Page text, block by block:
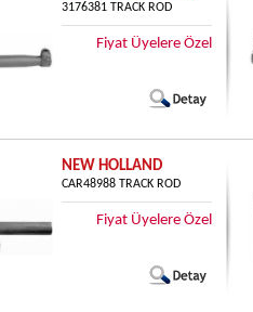
3176381 TRACK ROD
Fiyat Üyelere Özel
NEW HOLLAND
CAR48988 TRACK ROD
Fiyat Üyelere Özel